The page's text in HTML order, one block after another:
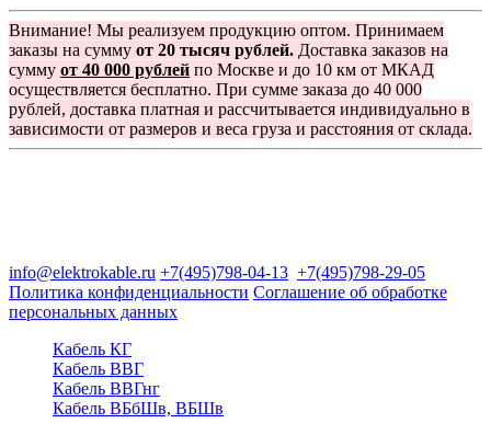
Внимание! Мы реализуем продукцию оптом. Принимаем
заказы на сумму от 20 тысяч рублей. Доставка заказов на
сумму от 40 000 рублей по Москве и до 10 км от МКАД
осуществляется бесплатно. При сумме заказа до 40 000
рублей, доставка платная и рассчитывается индивидуально в
зависимости от размеров и веса груза и расстояния от склада.
info@elektrokable.ru +7(495)798-04-13 +7(495)798-29-05
Политика конфиденциальности Соглашение об обработке
персональных данных
Кабель КГ
Кабель ВВГ
Кабель ВВГнг
Кабель ВБбШв, ВБШв